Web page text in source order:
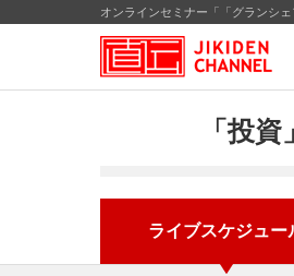
オンラインセミナー「「グランシ
「投
ライブスケジュー